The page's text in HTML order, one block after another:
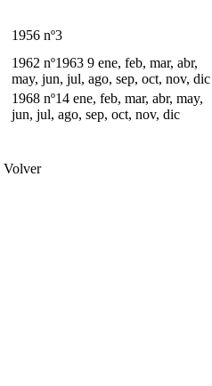
1956 nº3
1962 nº1963 9 ene, feb, mar, abr,
may, jun, jul, ago, sep, oct, nov, dic
1968 nº14 ene, feb, mar, abr, may,
jun, jul, ago, sep, oct, nov, dic
Volver